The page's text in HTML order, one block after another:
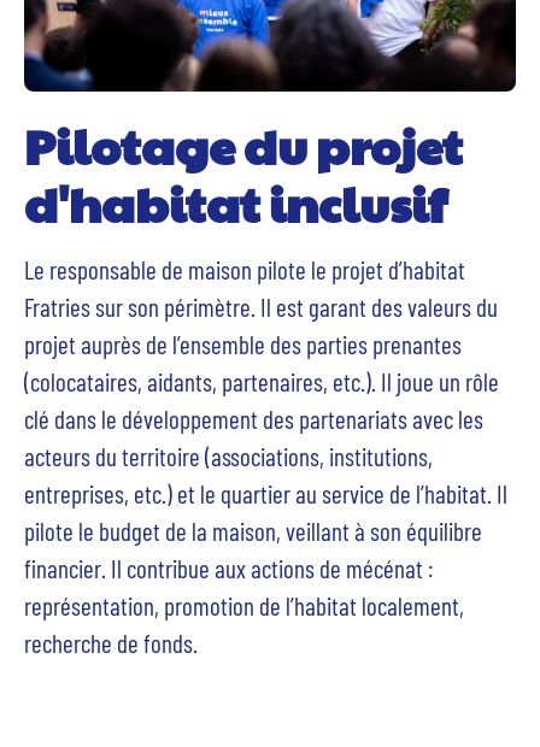
Pilotage du projet
d'habitat inclusif
Le responsable de maison pilote le projet d’habitat
Fratries sur son périmètre. Il est garant des valeurs du
projet auprès de l’ensemble des parties prenantes
(colocataires, aidants, partenaires, etc.). Il joue un rôle
clé dans le développement des partenariats avec les
acteurs du territoire (associations, institutions,
entreprises, etc.) et le quartier au service de l’habitat. Il
pilote le budget de la maison, veillant à son équilibre
financier. Il contribue aux actions de mécénat :
représentation, promotion de l’habitat localement,
recherche de fonds.